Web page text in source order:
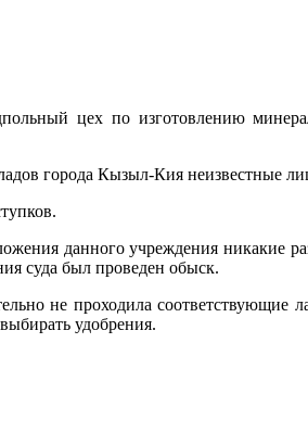
цех по изготовлению
города Кызыл-Кия неизвестные
данного учреждения никакие
суда был проведен обыск.
не проходила
удобрения.